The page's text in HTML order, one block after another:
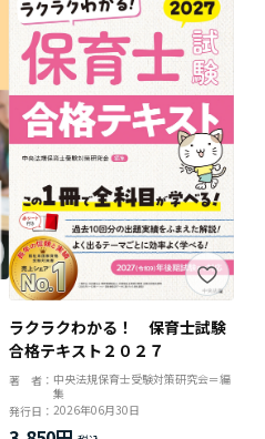
ラクラクわかる！ 保育士試験
合格テキスト２０２７
著 者： 中央法規保育士受験対策研究会＝編
集
発行日： 2026年06月30日